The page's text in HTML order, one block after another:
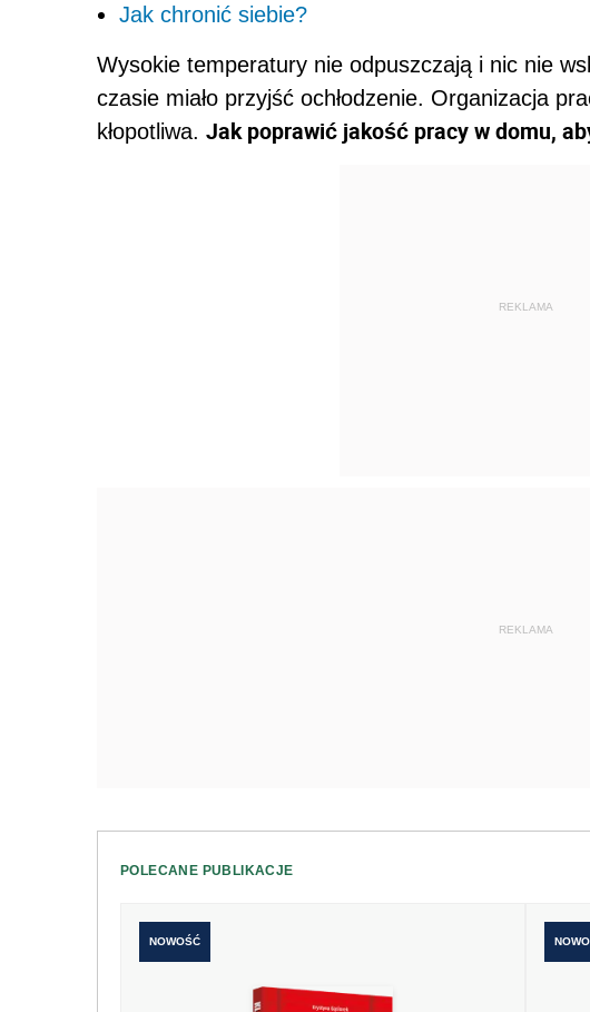
Jak chronić siebie?
Wysokie temperatury nie odpuszczają i nic nie
czasie miało przyjść ochłodzenie. Organizacja
kłopotliwa. Jak poprawić jakość pracy w domu,
REKLAMA
REKLAMA
POLECANE PUBLIKACJE
NOWOŚĆ